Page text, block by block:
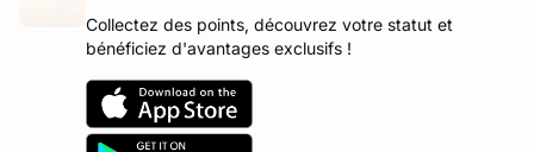
Collectez des points, découvrez votre statut et
bénéficiez d'avantages exclusifs !